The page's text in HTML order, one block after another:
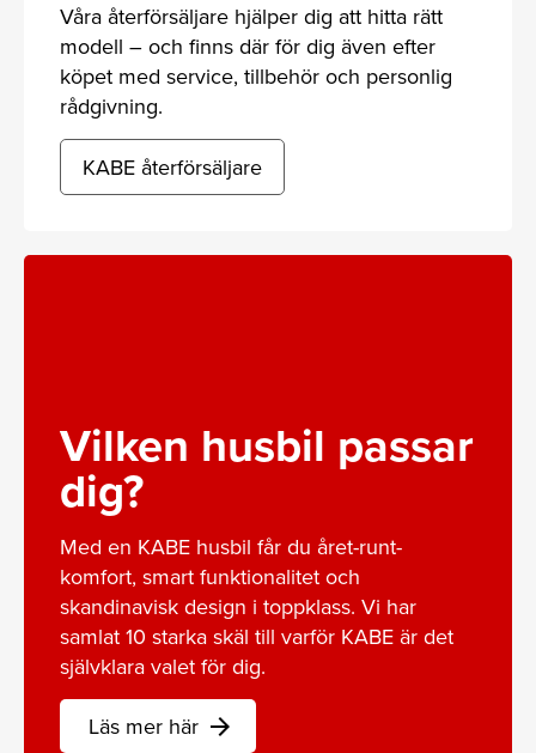
Våra återförsäljare hjälper dig att hitta rätt
modell – och finns där för dig även efter
köpet med service, tillbehör och personlig
rådgivning.
KABE återförsäljare
Vilken husbil passar
dig?
Med en KABE husbil får du året-runt-
komfort, smart funktionalitet och
skandinavisk design i toppklass. Vi har
samlat 10 starka skäl till varför KABE är det
självklara valet för dig.
Läs mer här arrow_forward